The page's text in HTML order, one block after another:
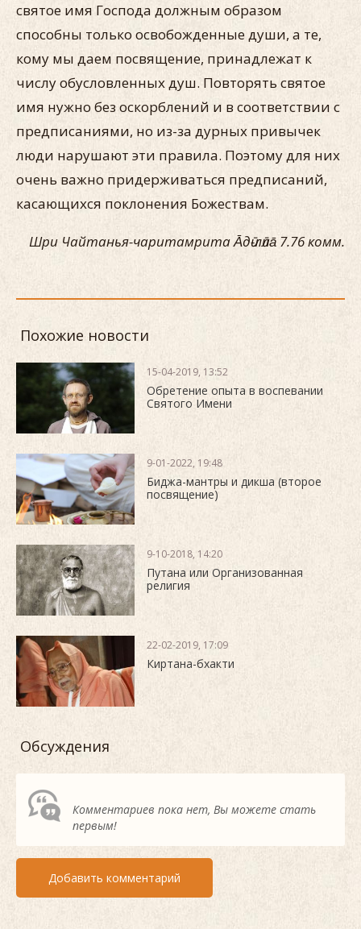
святое имя Господа должным образом
способны только освобожденные души, а те,
кому мы даем посвящение, принадлежат к
числу обусловленных душ. Повторять святое
имя нужно без оскорблений и в соответствии с
предписаниями, но из-за дурных привычек
люди нарушают эти правила. Поэтому для них
очень важно придерживаться предписаний,
касающихся поклонения Божествам.
Шри Чайтанья-чаритамрита А̄дӣ-лӣла̄ 7.76 комм.
Похожие новости
15-04-2019, 13:52
Обретение опыта в воспевании
Святого Имени
9-01-2022, 19:48
Биджа-мантры и дикша (второе
посвящение)
9-10-2018, 14:20
Путана или Организованная
религия
22-02-2019, 17:09
Киртана-бхакти
Обсуждения
Комментариев пока нет, Вы можете стать
первым!
Добавить комментарий